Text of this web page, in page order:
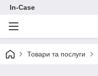
In-Case
Товари та послуги